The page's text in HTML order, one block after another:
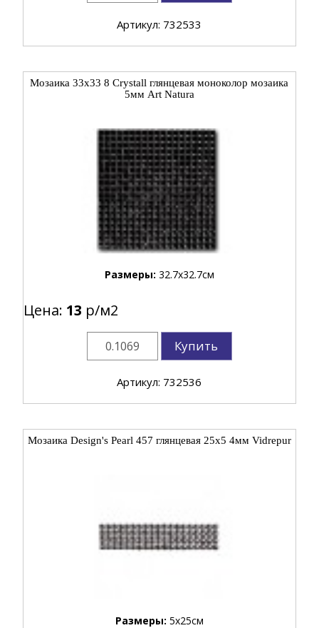
Артикул: 732533
Мозаика 33x33 8 Crystall глянцевая моноколор мозаика
5мм Art Natura
Размеры: 32.7x32.7см
Цена: 13 р/м2
Купить
Артикул: 732536
Мозаика Design's Pearl 457 глянцевая 25x5 4мм Vidrepur
Размеры: 5x25см